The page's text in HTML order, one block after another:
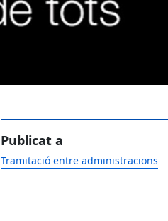
Publicat a
Tramitació entre administracions